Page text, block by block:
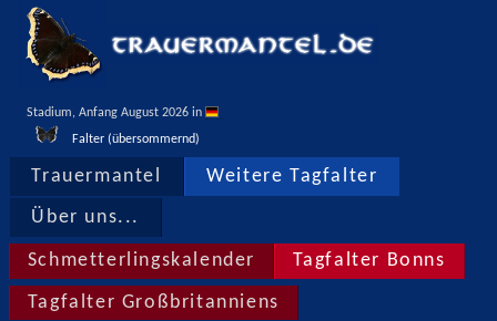
Stadium, Anfang August 2026 in
Falter (übersommernd)
Trauermantel Weitere Tagfalter
Über uns...
Schmetterlingskalender Tagfalter Bonns
Tagfalter Großbritanniens